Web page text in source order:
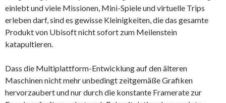
einlebt und viele Missionen, Mini-Spiele und virtuelle Trips
erleben darf, sind es gewisse Kleinigkeiten, die das gesamte
Produkt von Ubisoft nicht sofort zum Meilenstein
katapultieren.
Dass die Multiplattform-Entwicklung auf den älteren
Maschinen nicht mehr unbedingt zeitgemäße Grafiken
hervorzaubert und nur durch die konstante Framerate zur